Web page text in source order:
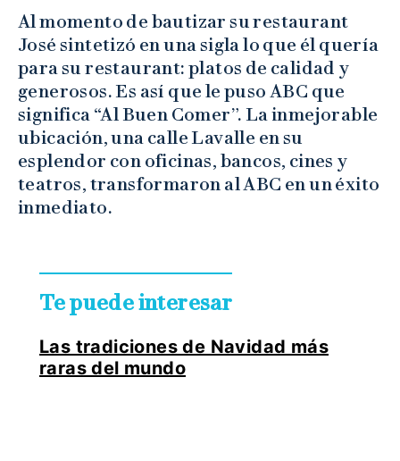
Al momento de bautizar su restaurant
José sintetizó en una sigla lo que él quería
para su restaurant: platos de calidad y
generosos. Es así que le puso ABC que
significa “Al Buen Comer”. La inmejorable
ubicación, una calle Lavalle en su
esplendor con oficinas, bancos, cines y
teatros, transformaron al ABC en un éxito
inmediato.
Te puede interesar
Las tradiciones de Navidad más
raras del mundo